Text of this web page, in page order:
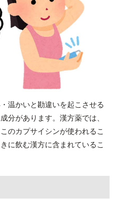
温かいと勘違いを起こさせる
分があります。漢方薬では、
のカプサイシンが使われるこ
に飲む漢方に含まれているこ